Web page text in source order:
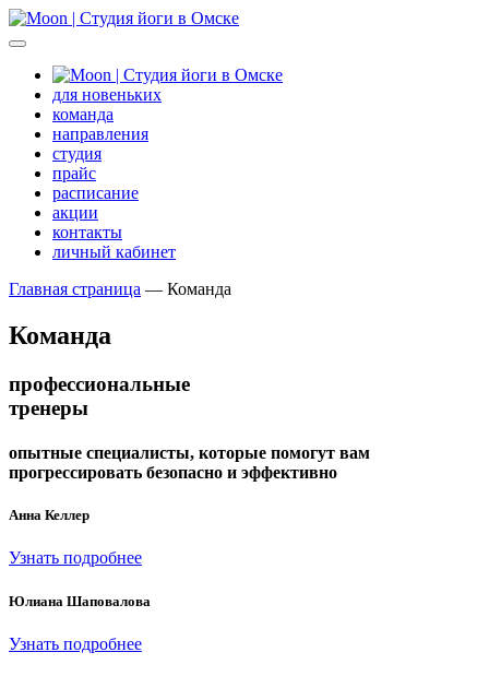
для новеньких
команда
направления
студия
прайс
расписание
акции
контакты
личный кабинет
Главная страница — Команда
Команда
профессиональные
тренеры
опытные специалисты, которые помогут вам
прогрессировать безопасно и эффективно
Анна Келлер
Узнать подробнее
Юлиана Шаповалова
Узнать подробнее